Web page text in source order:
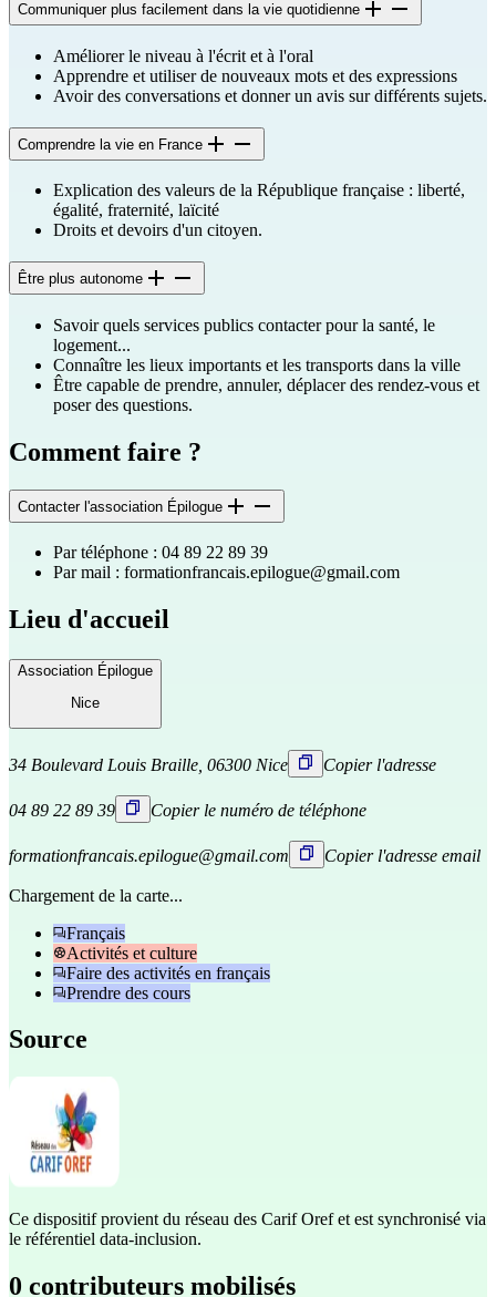
Communiquer plus facilement dans la vie quotidienne
Améliorer le niveau à l'écrit et à l'oral
Apprendre et utiliser de nouveaux mots et des expressions
Avoir des conversations et donner un avis sur différents sujets.
Comprendre la vie en France
Explication des valeurs de la République française : liberté,
égalité, fraternité, laïcité
Droits et devoirs d'un citoyen.
Être plus autonome
Savoir quels services publics contacter pour la santé, le
logement...
Connaître les lieux importants et les transports dans la ville
Être capable de prendre, annuler, déplacer des rendez-vous et
poser des questions.
Comment faire ?
Contacter l'association Épilogue
Par téléphone : 04 89 22 89 39
Par mail : formationfrancais.epilogue@gmail.com
Lieu d'accueil
Association Épilogue
Nice
34 Boulevard Louis Braille, 06300 Nice Copier l'adresse
04 89 22 89 39 Copier le numéro de téléphone
formationfrancais.epilogue@gmail.com Copier l'adresse email
Chargement de la carte...
Français
Activités et culture
Faire des activités en français
Prendre des cours
Source
Ce dispositif provient du réseau des Carif Oref et est synchronisé via
le référentiel data-inclusion.
0 contributeurs mobilisés